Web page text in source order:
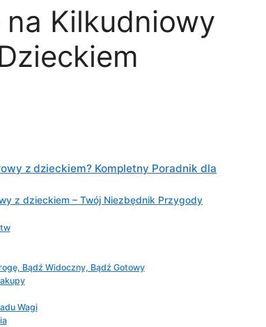
Kilkudniowy
z dzieckiem? Kompletny Poradnik dla
z dzieckiem – Twój Niezbędnik Przygody
Bądź Widoczny, Bądź Gotowy
Wagi